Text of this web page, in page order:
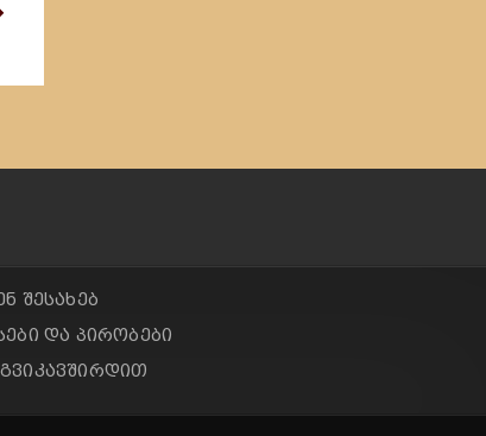
შესახებ
და პირობები